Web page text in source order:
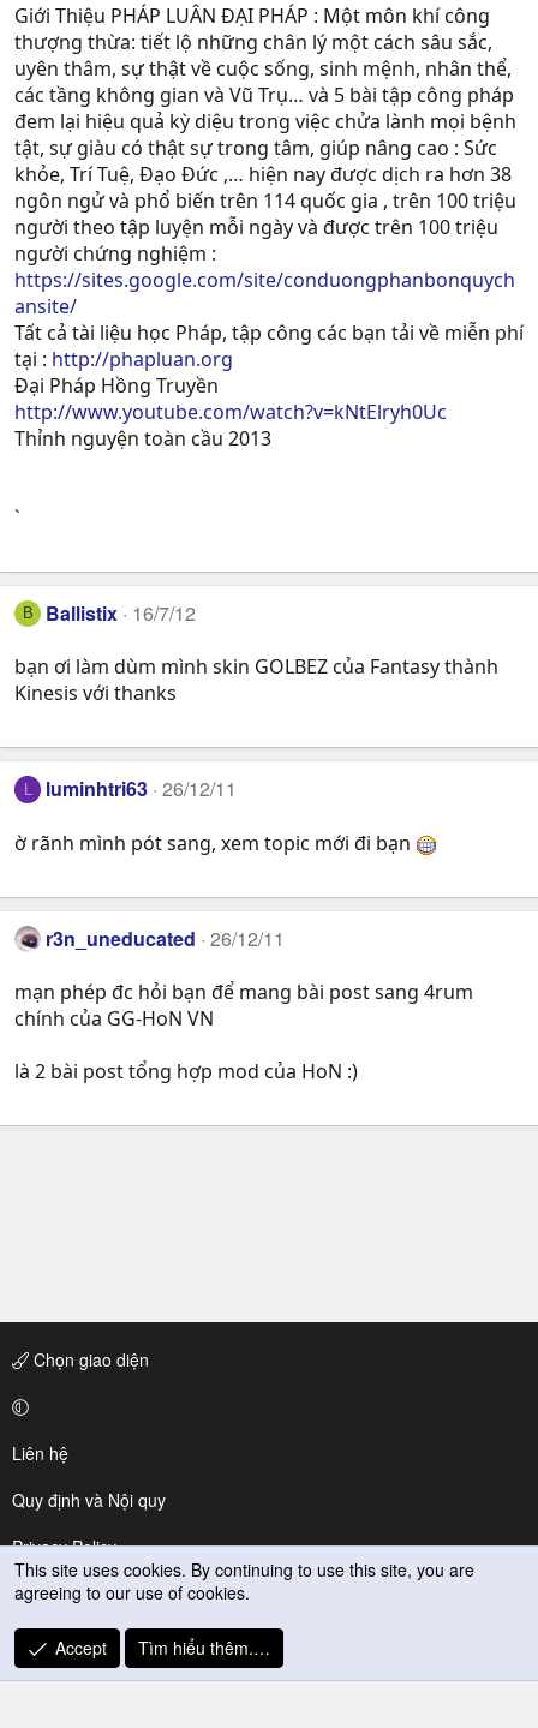
Giới Thiệu PHÁP LUÂN ĐẠI PHÁP : Một môn khí công
thượng thừa: tiết lộ những chân lý một cách sâu sắc,
uyên thâm, sự thật về cuộc sống, sinh mệnh, nhân thể,
các tầng không gian và Vũ Trụ… và 5 bài tập công pháp
đem lại hiệu quả kỳ diệu trong việc chửa lành mọi bệnh
tật, sự giàu có thật sự trong tâm, giúp nâng cao : Sức
khỏe, Trí Tuệ, Ðạo Ðức ,… hiện nay được dịch ra hơn 38
ngôn ngử và phổ biến trên 114 quốc gia , trên 100 triệu
người theo tập luyện mỗi ngày và được trên 100 triệu
người chứng nghiệm :
https://sites.google.com/site/conduongphanbonquych
ansite/
Tất cả tài liệu học Pháp, tập công các bạn tải về miễn phí
tại : http://phapluan.org
Đại Pháp Hồng Truyền
http://www.youtube.com/watch?v=kNtElryh0Uc
Thỉnh nguyện toàn cầu 2013
`
B Ballistix 16/7/12
bạn ơi làm dùm mình skin GOLBEZ của Fantasy thành
Kinesis với thanks
luminhtri63 26/12/11
ờ rãnh mình pót sang, xem topic mới đi bạn
r3n_uneducated 26/12/11
mạn phép đc hỏi bạn để mang bài post sang 4rum
chính của GG-HoN VN
là 2 bài post tổng hợp mod của HoN :)
Chọn giao diện
Liên hệ
Quy định và Nội quy
Privacy Policy
Trợ giúp
R
S
This site uses cookies. By continuing to use this site, you are
agreeing to our use of cookies.
Accept Tìm hiểu thêm.…